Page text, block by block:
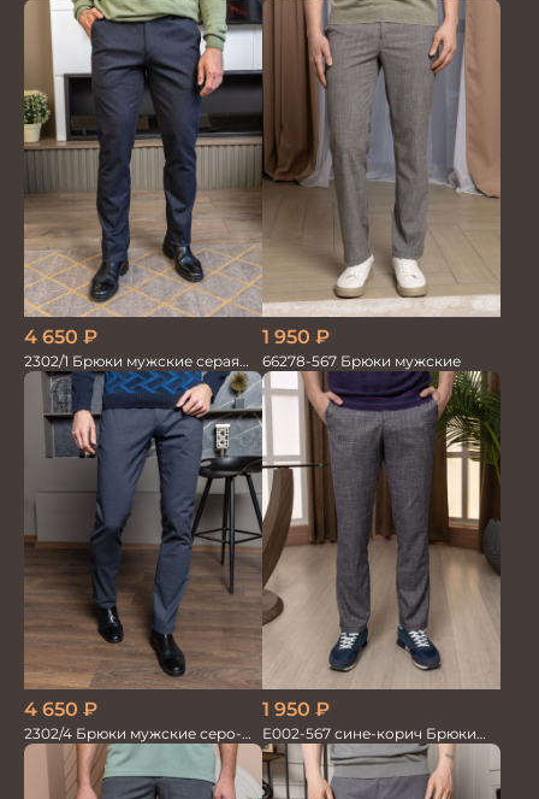
4 650 ₽
2302/1 Брюки мужские серая
елка
1 950 ₽
66278-567 Брюки мужские
4 650 ₽
2302/4 Брюки мужские серо-
синие
1 950 ₽
Е002-567 сине-корич Брюки
мужские